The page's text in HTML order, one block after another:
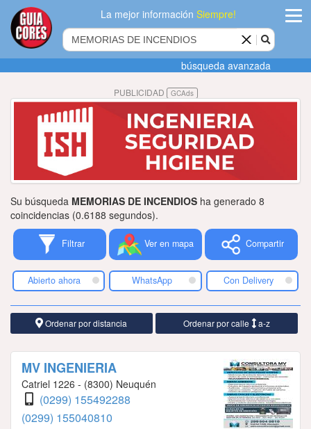
La mejor informaciónSiempre!
Agregar
empresa
Publicidad
Tiendacores
Contactenos
búsqueda avanzada
PUBLICIDAD GCAds
Su búsqueda MEMORIAS DE INCENDIOS ha generado 8
coincidencias (0.6188 segundos).
Filtrar Ver en mapa Compartir
Abierto ahora WhatsApp Con Delivery
Ordenar por distancia Ordenar por calle a-z
MV INGENIERIA
Catriel 1226 - (8300) Neuquén
(0299) 155492288
(0299) 155040810